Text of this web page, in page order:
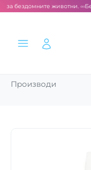
за бездомните животни. ‹‹‹
Производи